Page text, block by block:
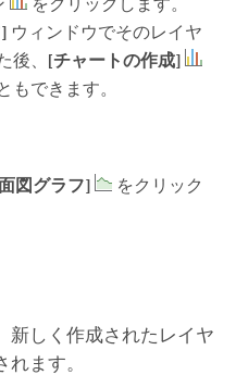
をクリックします。
ウィンドウでそのレイヤ
後、 [チャートの作成]
もできます。
図グラフ]
をクリック
新しく作成されたレイヤ
ます。